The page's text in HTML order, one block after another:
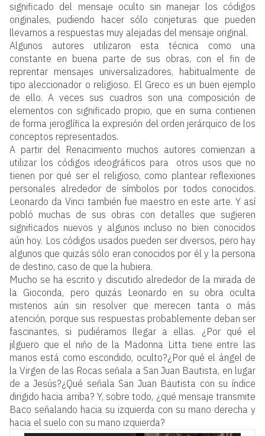
significado del mensaje oculto sin manejar los códigos
originales, pudiendo hacer sólo conjeturas que pueden
llevarnos a respuestas muy alejadas del mensaje original.
Algunos autores utilizaron esta técnica como una
constante en buena parte de sus obras, con el fin de
reprentar mensajes universalizadores, habitualmente de
tipo aleccionador o religioso. El Greco es un buen ejemplo
de ello. A veces sus cuadros son una composición de
elementos con significado propio, que en suma contienen
de forma jeroglífica la expresión del orden jerárquico de los
conceptos representados.
A partir del Renacimiento muchos autores comienzan a
utilizar los códigos ideográficos para otros usos que no
tienen por qué ser el religioso, como plantear reflexiones
personales alrededor de símbolos por todos conocidos.
Leonardo da Vinci también fue maestro en este arte. Y así
pobló muchas de sus obras con detalles que sugieren
significados nuevos y algunos incluso no bien conocidos
aún hoy. Los códigos usados pueden ser diversos, pero hay
algunos que quizás sólo eran conocidos por él y la persona
de destino, caso de que la hubiera.
Mucho se ha escrito y discutido alrededor de la mirada de
la Gioconda, pero quizás Leonardo en su obra oculta
misterios aún sin resolver que merecen tanta o más
atención, porque sus respuestas probablemente deban ser
fascinantes, si pudiéramos llegar a ellas. ¿Por qué el
jilguero que el niño de la Madonna Litta tiene entre las
manos está como escondido, oculto?¿Por qué el ángel de
la Virgen de las Rocas señala a San Juan Bautista, en lugar
de a Jesús?¿Qué señala San Juan Bautista con su índice
dirigido hacia arriba? Y, sobre todo, ¿qué mensaje transmite
Baco señalando hacia su izquierda con su mano derecha y
hacia el suelo con su mano izquierda?